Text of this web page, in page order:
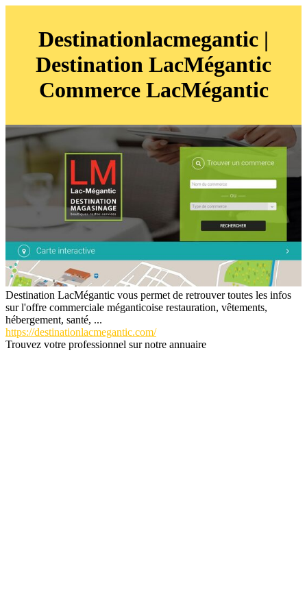
Destinationlacme­gan­tic |
Destination LacMégantic
Commerce LacMégantic
Destination LacMégantic vous permet de retrouver toutes les infos
sur l'offre commerciale méganticoise restauration, vêtements,
hébergement, santé, ...
https://destinationlacmegantic.com/
Trouvez votre professionnel sur notre annuaire